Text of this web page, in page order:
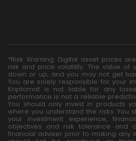
*Risk Warning: Digital asset prices
risk and price volatility. The value of
down or up, and you may not get
You are solely responsible for your
Kriptomat is not liable for any
performance is not a reliable
You should only invest in products
where you understand the risks. You
your investment experience,
objectives and risk tolerance and
financial adviser prior to making any